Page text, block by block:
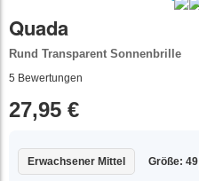
Quada
Rund Transparent Sonnenbrille
5 Bewertungen
27,95 €
Erwachsener Mittel Größe: 49